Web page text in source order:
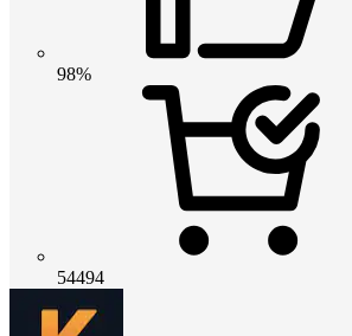
98%
54494